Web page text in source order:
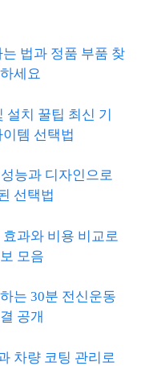
법과 정품 부품 찾
세요
설치 꿀팁 최신 기
템 선택법
능과 디자인으로
선택법
과와 비용 비교로
모음
는 30분 전신운동
공개
차량 코팅 관리로